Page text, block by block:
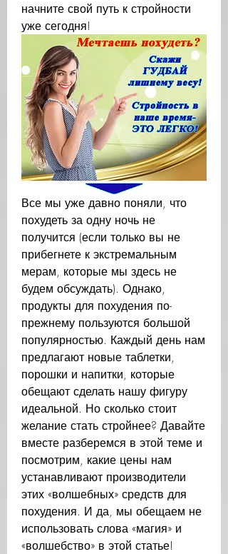
начните свой путь к стройности
уже сегодня!
Все мы уже давно поняли, что
похудеть за одну ночь не
получится (если только вы не
прибегнете к экстремальным
мерам, которые мы здесь не
будем обсуждать). Однако,
продукты для похудения по-
прежнему пользуются большой
популярностью. Каждый день нам
предлагают новые таблетки,
порошки и напитки, которые
обещают сделать нашу фигуру
идеальной. Но сколько стоит
желание стать стройнее? Давайте
вместе разберемся в этой теме и
посмотрим, какие цены нам
устанавливают производители
этих «волшебных» средств для
похудения. И да, мы обещаем не
использовать слова «магия» и
«волшебство» в этой статье!